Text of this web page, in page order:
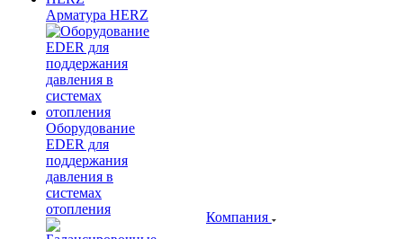
Арматура HERZ
Оборудование
EDER для
поддержания
давления в
системах
отопления
Компания